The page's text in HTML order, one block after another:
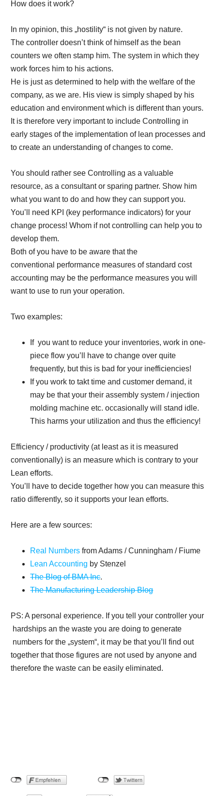
How does it work?
In my opinion, this „hostility“ is not given by nature.
The controller doesn’t think of himself as the bean
counters we often stamp him. The system in which they
work forces him to his actions.
He is just as determined to help with the welfare of the
company, as we are. His view is simply shaped by his
education and environment which is different than yours.
It is therefore very important to include Controlling in
early stages of the implementation of lean processes and
to create an understanding of changes to come.
You should rather see Controlling as a valuable
resource, as a consultant or sparing partner. Show him
what you want to do and how they can support you.
You’ll need KPI (key performance indicators) for your
change process! Whom if not controlling can help you to
develop them.
Both of you have to be aware that the
conventional performance measures of standard cost
accounting may be the performance measures you will
want to use to run your operation.
Two examples:
If you want to reduce your inventories, work in one-
piece flow you’ll have to change over quite
frequently, but this is bad for your inefficiencies!
If you work to takt time and customer demand, it
may be that your their assembly system / injection
molding machine etc. occasionally will stand idle.
This harms your utilization and thus the efficiency!
Efficiency / productivity (at least as it is measured
conventionally) is an measure which is contrary to your
Lean efforts.
You’ll have to decide together how you can measure this
ratio differently, so it supports your lean efforts.
Here are a few sources:
Real Numbersfrom Adams / Cunningham / Fiume
Lean Accounting by Stenzel
The Blog of BMA Inc.
The Manufacturing Leadership Blog
PS: A personal experience. If you tell your controller your
hardships an the waste you are doing to generate
numbers for the „system“, it may be that you’ll find out
together that those figures are not used by anyone and
therefore the waste can be easily eliminated.